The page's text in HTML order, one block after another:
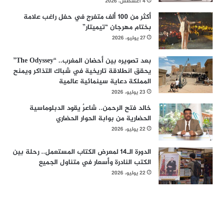
أكثر من 100 ألف متفرج في حفل راغب علامة
بختام مهرجان “تيميتار”
27 يوليو، 2026
بعد تصويره بين أحضان المغرب.. “The Odyssey”
يحقق انطلاقة تاريخية في شباك التذاكر ويمنح
المملكة دعاية سينمائية عالمية
23 يوليو، 2026
خالد فتح الرحمن.. شاعرٌ يقود الدبلوماسية
الحضارية من بوابة الحوار الحضاري
22 يوليو، 2026
الدورة الـ14 لمعرض الكتاب المستعمل.. رحلة بين
الكتب النادرة وأسعار في متناول الجميع
22 يوليو، 2026